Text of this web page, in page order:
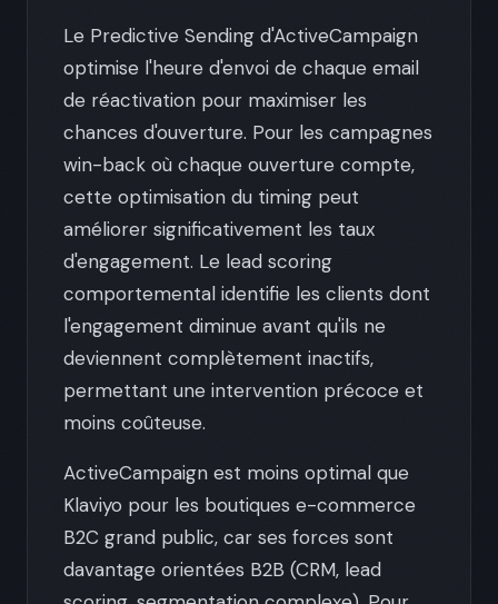
Le Predictive Sending d'ActiveCampaign
optimise l'heure d'envoi de chaque email
de réactivation pour maximiser les
chances d'ouverture. Pour les campagnes
win-back où chaque ouverture compte,
cette optimisation du timing peut
améliorer significativement les taux
d'engagement. Le lead scoring
comportemental identifie les clients dont
l'engagement diminue avant qu'ils ne
deviennent complètement inactifs,
permettant une intervention précoce et
moins coûteuse.
ActiveCampaign est moins optimal que
Klaviyo pour les boutiques e-commerce
B2C grand public, car ses forces sont
davantage orientées B2B (CRM, lead